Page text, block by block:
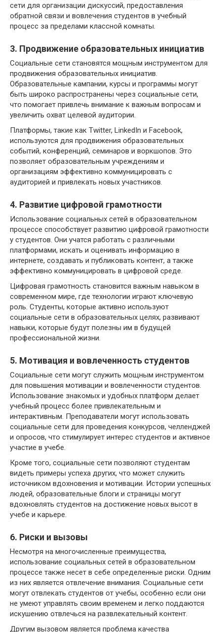
сети для организации дискуссий, предоставления
обратной связи и вовлечения студентов в учебный
процесс за пределами классной комнаты.
3. Продвижение образовательных инициатив
Социальные сети становятся мощным инструментом для
продвижения образовательных инициатив.
Образовательные кампании, курсы и программы могут
быть широко распространены через социальные сети,
что помогает привлечь внимание к важным вопросам и
увеличить охват целевой аудитории.
Платформы, такие как Twitter, LinkedIn и Facebook,
используются для продвижения образовательных
событий, конференций, семинаров и воркшопов. Это
позволяет образовательным учреждениям и
организациям эффективно коммуницировать с
аудиторией и привлекать новых участников.
4. Развитие цифровой грамотности
Использование социальных сетей в образовательном
процессе способствует развитию цифровой грамотности
у студентов. Они учатся работать с различными
платформами, искать и оценивать информацию в
интернете, создавать и публиковать контент, а также
эффективно коммуницировать в цифровой среде.
Цифровая грамотность становится важным навыком в
современном мире, где технологии играют ключевую
роль. Студенты, которые активно используют
социальные сети в образовательных целях, развивают
навыки, которые будут полезны им в будущей
профессиональной жизни.
5. Мотивация и вовлеченность студентов
Социальные сети могут служить мощным инструментом
для повышения мотивации и вовлеченности студентов.
Использование знакомых и удобных платформ делает
учебный процесс более привлекательным и
интерактивным. Преподаватели могут использовать
социальные сети для проведения конкурсов, челленджей
и опросов, что стимулирует интерес студентов и активное
участие в учебе.
Кроме того, социальные сети позволяют студентам
видеть примеры успеха других, что может служить
источником вдохновения и мотивации. Истории успешных
людей, образовательные блоги и страницы могут
вдохновлять студентов на достижение новых высот в
учебе и карьере.
6. Риски и вызовы
Несмотря на многочисленные преимущества,
использование социальных сетей в образовательном
процессе также несет в себе определенные риски. Одним
из них является отвлечение внимания. Социальные сети
могут отвлекать студентов от учебы, особенно если они
не умеют управлять своим временем и легко поддаются
искушению отвлечься на развлекательный контент.
Другим вызовом является проблема качества